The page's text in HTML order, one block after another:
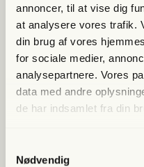
annoncer, til at vise dig
at analysere vores trafik.
din brug af vores
for sociale medier,
analysepartnere. Vores
data med andre
de har indsamlet fra din
Nødvendig
Lyt til dette afsnit gratis
Youssef S1:E1
18 marts 2022
Den charmerende atlet
med en prins i et bedrag